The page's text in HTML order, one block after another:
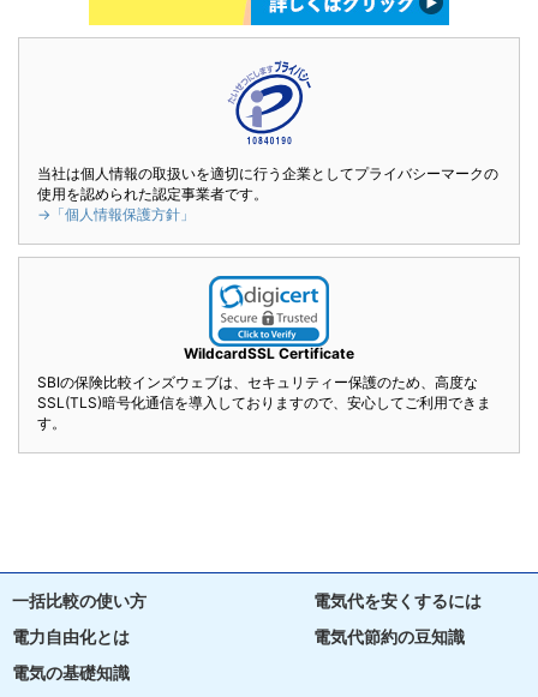
当社は個人情報の取扱いを適切に行う企業としてプライバシーマークの
使用を認められた認定事業者です。
→「個人情報保護方針」
WildcardSSL Certificate
SBIの保険比較インズウェブは、セキュリティー保護のため、高度な
SSL(TLS)暗号化通信を導入しておりますので、安心してご利用できま
す。
一括比較の使い方
電気代を安くするには
電力自由化とは
電気代節約の豆知識
電気の基礎知識